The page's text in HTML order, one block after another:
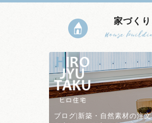
家づくり
House
ブログ|新築・自然素材の注文